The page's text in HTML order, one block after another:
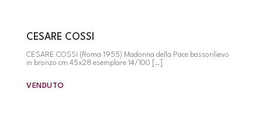
CESARE COSSI
CESARE COSSI (Roma 1955) Madonna della Pace bassorilievo
in bronzo cm 45x28 esemplare 14/100 [..]
VENDUTO